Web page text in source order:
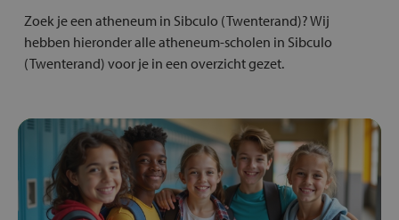
Zoek je een atheneum in Sibculo (Twenterand)? Wij
hebben hieronder alle atheneum-scholen in Sibculo
(Twenterand) voor je in een overzicht gezet.